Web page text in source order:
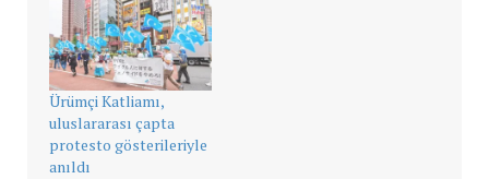
Ürümçi Katliamı,
uluslararası çapta
protesto gösterileriyle
anıldı